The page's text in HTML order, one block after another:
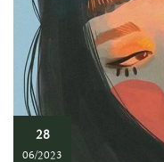
28
06/2023